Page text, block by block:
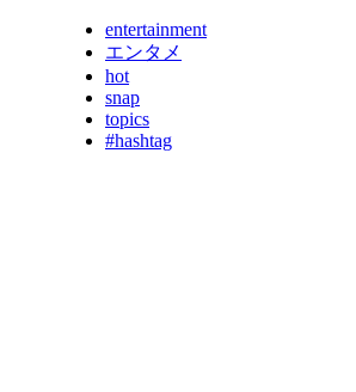
entertainment
エンタメ
hot
snap
topics
#hashtag